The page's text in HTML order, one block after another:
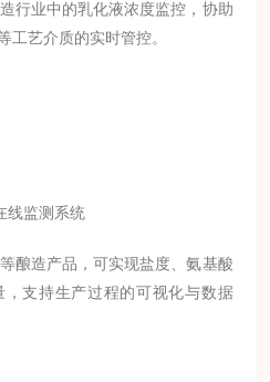
行业中的乳化液浓度监控，协助
工艺介质的实时管控。
监测系统
酿造产品，可实现盐度、氨基酸
支持生产过程的可视化与数据